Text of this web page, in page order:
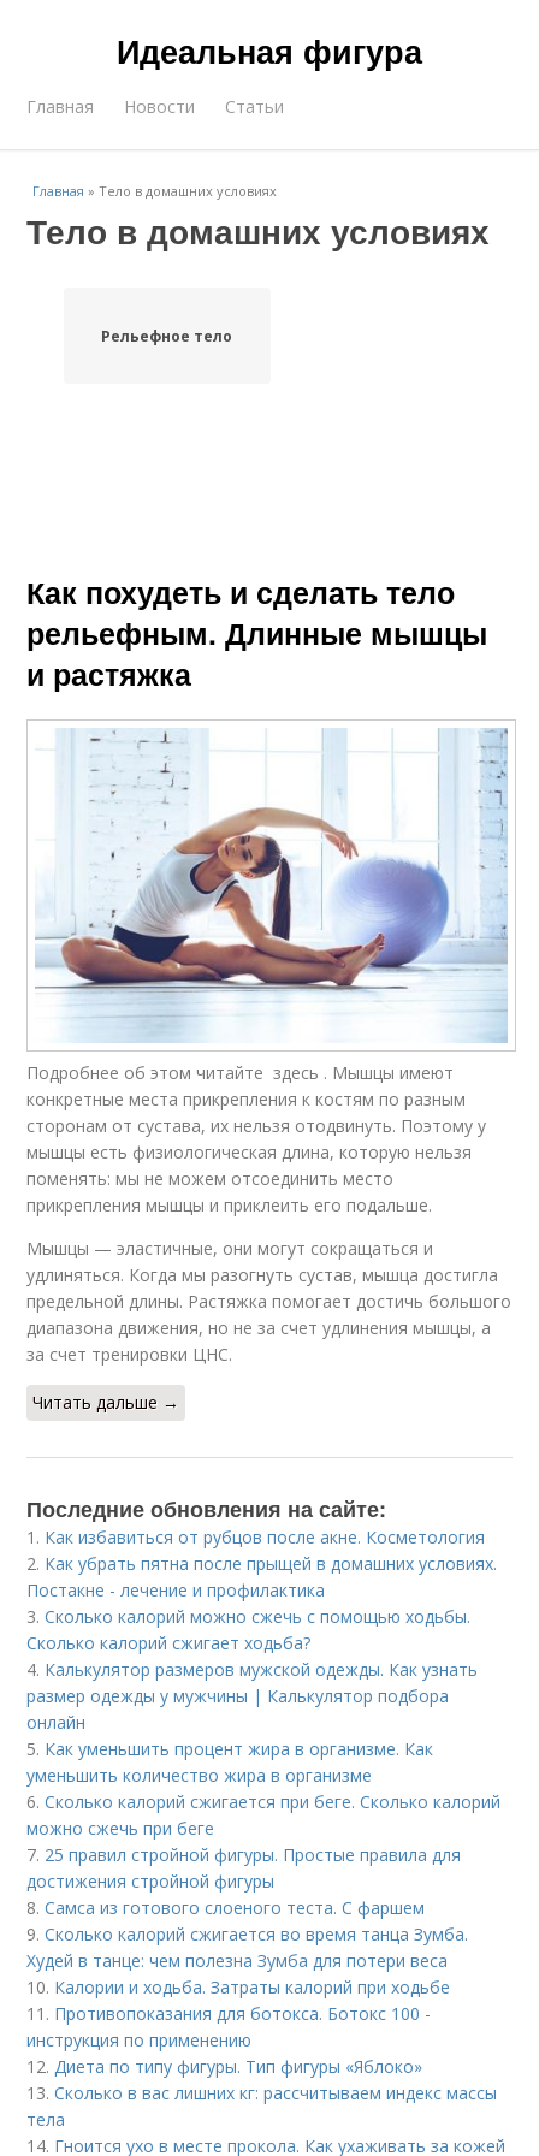
Идеальная фигура
Главная Новости Статьи
Главная »Тело в домашних условиях
Тело в домашних условиях
Рельефное тело
Как похудеть и сделать тело
рельефным. Длинные мышцы
и растяжка
Подробнее об этом читайте здесь . Мышцы имеют
конкретные места прикрепления к костям по разным
сторонам от сустава, их нельзя отодвинуть. Поэтому у
мышцы есть физиологическая длина, которую нельзя
поменять: мы не можем отсоединить место
прикрепления мышцы и приклеить его подальше.
Мышцы — эластичные, они могут сокращаться и
удлиняться. Когда мы разогнуть сустав, мышца достигла
предельной длины. Растяжка помогает достичь большого
диапазона движения, но не за счет удлинения мышцы, а
за счет тренировки ЦНС.
Читать дальше →
Последние обновления на сайте:
1. Как избавиться от рубцов после акне. Косметология
2. Как убрать пятна после прыщей в домашних условиях.
Постакне - лечение и профилактика
3.Сколько калорий можно сжечь с помощью ходьбы.
Сколько калорий сжигает ходьба?
4. Калькулятор размеров мужской одежды. Как узнать
размер одежды у мужчины | Калькулятор подбора
онлайн
5. Как уменьшить процент жира в организме. Как
уменьшить количество жира в организме
6.Сколько калорий сжигается при беге. Сколько калорий
можно сжечь при беге
7. 25 правил стройной фигуры. Простые правила для
достижения стройной фигуры
8.Самса из готового слоеного теста. С фаршем
9.Сколько калорий сжигается во время танца Зумба.
Худей в танце: чем полезна Зумба для потери веса
10. Калории и ходьба. Затраты калорий при ходьбе
11. Противопоказания для ботокса. Ботокс 100 -
инструкция по применению
12.Диета по типу фигуры. Тип фигуры «Яблоко»
13.Сколько в вас лишних кг: рассчитываем индекс массы
тела
14. Гноится ухо в месте прокола. Как ухаживать за кожей